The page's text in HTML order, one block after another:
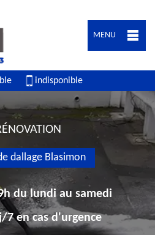
MENU
indisponible
dallage Blasimon
du lundi au samedi
7 en cas d'urgence